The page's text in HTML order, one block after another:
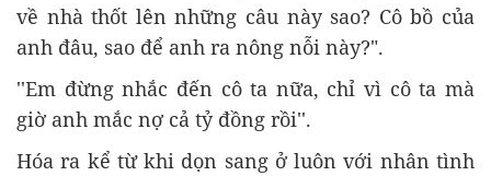
về nhà thốt lên những câu này sao? Cô bồ của
anh đâu, sao để anh ra nông nỗi này?".
''Em đừng nhắc đến cô ta nữa, chỉ vì cô ta mà
giờ anh mắc nợ cả tỷ đồng rồi''.
Hóa ra kể từ khi dọn sang ở luôn với nhân tình